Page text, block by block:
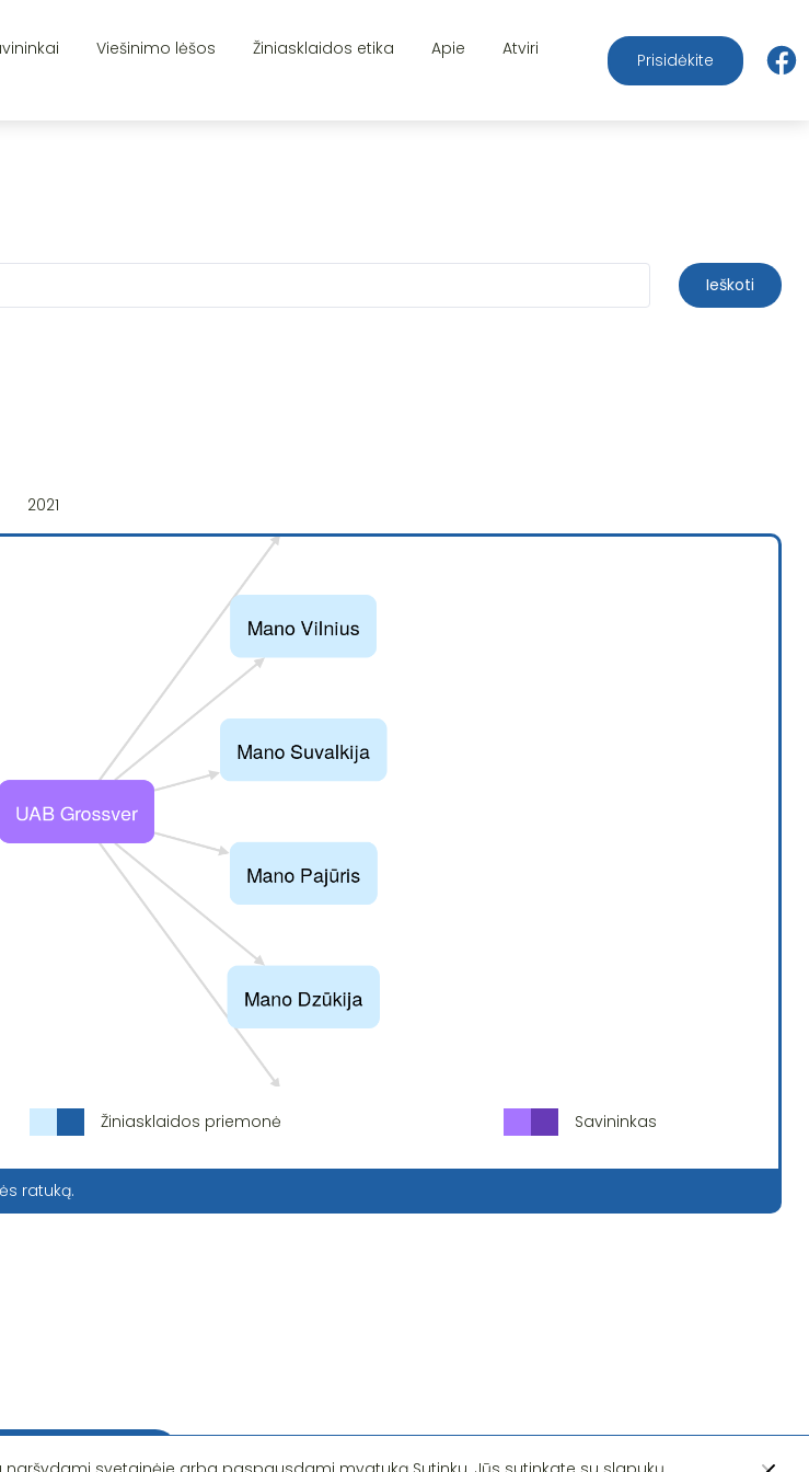
Viešinimo lėšos Žiniasklaidos etika Apie
Atviri
Prisidėkite
Ieškoti
2021
Žiniasklaidos priemonė Savininkas
ratuką.